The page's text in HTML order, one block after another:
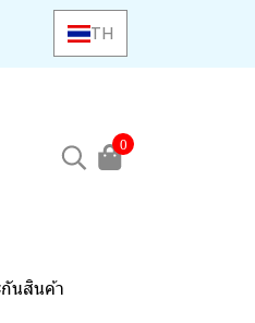
TH
0
กันสินค้า